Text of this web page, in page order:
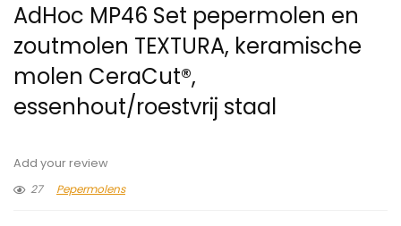
AdHoc MP46 Set pepermolen en
zoutmolen TEXTURA, keramische
molen CeraCut®,
essenhout/roestvrij staal
Add your review
27
Pepermolens